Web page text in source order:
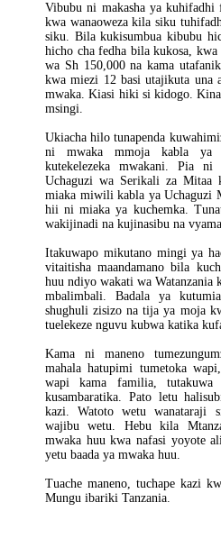
Vibubu ni makasha ya kuhifadhi
kwa wanaoweza kila siku
siku. Bila kukisumbua kibubu
hicho cha fedha bila kukosa,
wa Sh 150,000 na kama
kwa miezi 12 basi utajikuta una
mwaka. Kiasi hiki si kidogo.
msingi.
Ukiacha hilo tunapenda
ni mwaka mmoja kabla ya
kutekelezeka mwakani. Pia
Uchaguzi wa Serikali za Mitaa
miaka miwili kabla ya Uchaguzi
hii ni miaka ya kuchemka.
wakijinadi na kujinasibu na
Itakuwapo mikutano mingi ya
vitaitisha maandamano bila
huu ndiyo wakati wa Watanzania
mbalimbali. Badala ya
shughuli zisizo na tija ya moja
tuelekeze nguvu kubwa katika
Kama ni maneno
mahala hatupimi tumetoka
wapi kama familia,
kusambaratika. Pato letu
kazi. Watoto wetu wanataraji
wajibu wetu. Hebu kila
mwaka huu kwa nafasi yoyote
yetu baada ya mwaka huu.
Tuache maneno, tuchape kazi
Mungu ibariki Tanzania.